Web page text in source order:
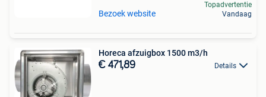
Bezoek website
Topadvertentie
Vandaag
Horeca afzuigbox 1500 m3/h
€ 471,89 Details